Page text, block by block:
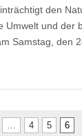
den
Umwelt und der
Samstag, den
4 5 6